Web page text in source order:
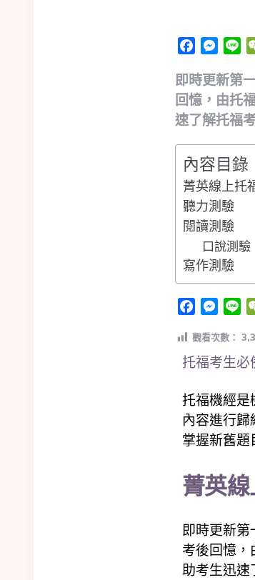
Facebook
即時更新第
回憶，由托
速了解托福
內容目錄
菁英線上托
聽力測驗
閱讀測驗
口說測驗
寫作測驗
Facebook
觀看次數：
托福考生必
托福機經是
內容進行
掌握新舊題
菁英
即時更新第
考後回憶，
助考生迅速